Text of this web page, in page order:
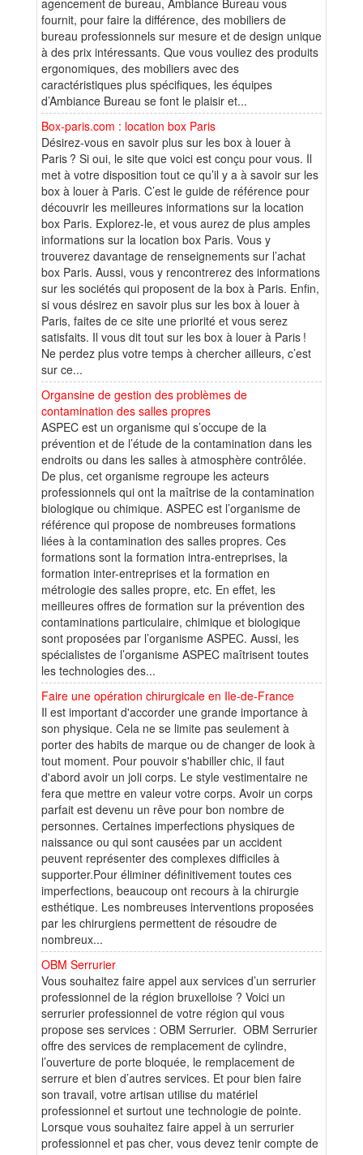
fournit, pour faire la différence, des mobiliers de
bureau professionnels sur mesure et de design unique
à des prix intéressants. Que vous vouliez des produits
ergonomiques, des mobiliers avec des
caractéristiques plus spécifiques, les équipes
d’Ambiance Bureau se font le plaisir et...
Box-paris.com : location box Paris
Désirez-vous en savoir plus sur les box à louer à
Paris ? Si oui, le site que voici est conçu pour vous. Il
met à votre disposition tout ce qu’il y a à savoir sur les
box à louer à Paris. C’est le guide de référence pour
découvrir les meilleures informations sur la location
box Paris. Explorez-le, et vous aurez de plus amples
informations sur la location box Paris. Vous y
trouverez davantage de renseignements sur l’achat
box Paris. Aussi, vous y rencontrerez des informations
sur les sociétés qui proposent de la box à Paris. Enfin,
si vous désirez en savoir plus sur les box à louer à
Paris, faites de ce site une priorité et vous serez
satisfaits. Il vous dit tout sur les box à louer à Paris !
Ne perdez plus votre temps à chercher ailleurs, c’est
sur ce...
Organsine de gestion des problèmes de
contamination des salles propres
ASPEC est un organisme qui s’occupe de la
prévention et de l’étude de la contamination dans les
endroits ou dans les salles à atmosphère contrôlée.
De plus, cet organisme regroupe les acteurs
professionnels qui ont la maîtrise de la contamination
biologique ou chimique. ASPEC est l’organisme de
référence qui propose de nombreuses formations
liées à la contamination des salles propres. Ces
formations sont la formation intra-entreprises, la
formation inter-entreprises et la formation en
métrologie des salles propre, etc. En effet, les
meilleures offres de formation sur la prévention des
contaminations particulaire, chimique et biologique
sont proposées par l’organisme ASPEC. Aussi, les
spécialistes de l’organisme ASPEC maîtrisent toutes
les technologies des...
Faire une opération chirurgicale en Ile-de-France
Il est important d'accorder une grande importance à
son physique. Cela ne se limite pas seulement à
porter des habits de marque ou de changer de look à
tout moment. Pour pouvoir s'habiller chic, il faut
d'abord avoir un joli corps. Le style vestimentaire ne
fera que mettre en valeur votre corps. Avoir un corps
parfait est devenu un rêve pour bon nombre de
personnes. Certaines imperfections physiques de
naissance ou qui sont causées par un accident
peuvent représenter des complexes difficiles à
supporter.Pour éliminer définitivement toutes ces
imperfections, beaucoup ont recours à la chirurgie
esthétique. Les nombreuses interventions proposées
par les chirurgiens permettent de résoudre de
nombreux...
OBM Serrurier
Vous souhaitez faire appel aux services d’un serrurier
professionnel de la région bruxelloise ? Voici un
serrurier professionnel de votre région qui vous
propose ses services : OBM Serrurier. OBM Serrurier
offre des services de remplacement de cylindre,
l’ouverture de porte bloquée, le remplacement de
serrure et bien d’autres services. Et pour bien faire
son travail, votre artisan utilise du matériel
professionnel et surtout une technologie de pointe.
Lorsque vous souhaitez faire appel à un serrurier
professionnel et pas cher, vous devez tenir compte de